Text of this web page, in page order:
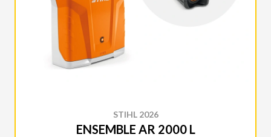
STIHL 2026
ENSEMBLE AR 2000 L